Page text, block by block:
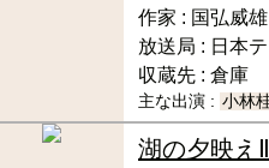
作家 : 国弘威雄
放送局 : 日本
収蔵先 : 倉庫
主な出演 : 小林
湖の夕映え